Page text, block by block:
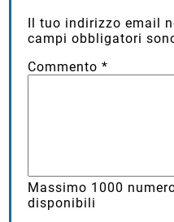
Il tuo indirizzo email
campi obbligatori
Commento*
Massimo 1000
disponibili